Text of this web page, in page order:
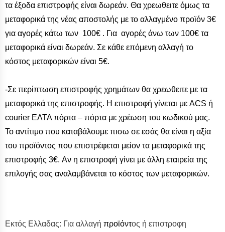
τα έξοδα επιστροφής είναι δωρεάν. Θα χρεωθειτε όμως τα
μεταφορικά της νέας αποστολής με το αλλαγμένο προϊόν 3€
για αγορές κάτω των 100€ . Για αγορές άνω των 100€ τα
μεταφορικά είναι δωρεάν. Σε κάθε επόμενη αλλαγή το
κόστος μεταφορικών είναι 5€.
-Σε περίπτωση επιστροφής χρημάτων θα χρεωθειτε με τα
μεταφορικά της επιστροφής. Η επιστροφή γίνεται με ACS ή
courier ΕΛΤΑ πόρτα – πόρτα με χρέωση του κωδικού μας.
Το αντίτιμο που καταβάλουμε πισω σε εσάς θα είναι η αξία
του προϊόντος που επιστρέφεται μείον τα μεταφορικά της
επιστροφής 3€. Αν η επιστροφή γίνει με άλλη εταιρεία της
επιλογής σας αναλαμβάνεται το κόστος των μεταφορικών.
Εκτός Ελλαδας: Για αλλαγή προϊόντος ή επιστροφη